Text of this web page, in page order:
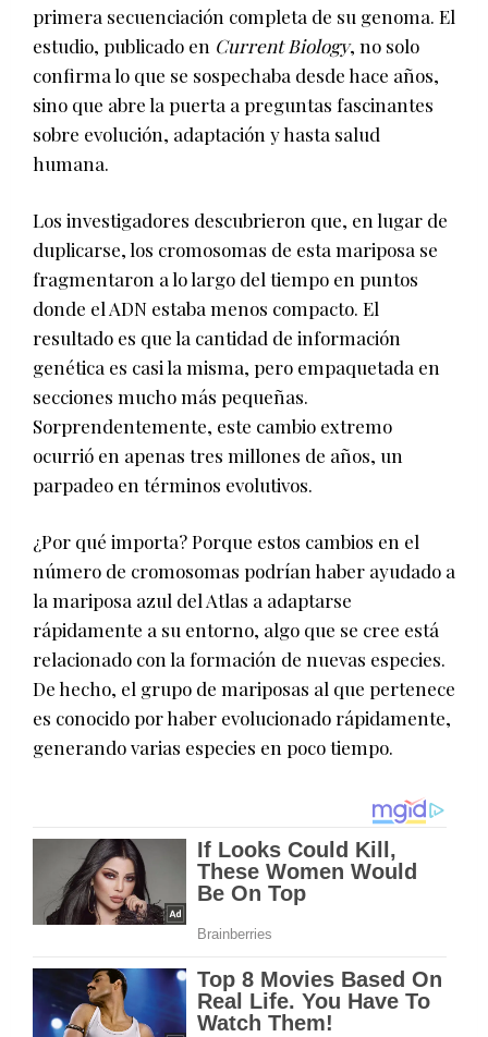
primera secuenciación completa de su genoma. El
estudio, publicado en Current Biology, no solo
confirma lo que se sospechaba desde hace años,
sino que abre la puerta a preguntas fascinantes
sobre evolución, adaptación y hasta salud
humana.
Los investigadores descubrieron que, en lugar de
duplicarse, los cromosomas de esta mariposa se
fragmentaron a lo largo del tiempo en puntos
donde el ADN estaba menos compacto. El
resultado es que la cantidad de información
genética es casi la misma, pero empaquetada en
secciones mucho más pequeñas.
Sorprendentemente, este cambio extremo
ocurrió en apenas tres millones de años, un
parpadeo en términos evolutivos.
¿Por qué importa? Porque estos cambios en el
número de cromosomas podrían haber ayudado a
la mariposa azul del Atlas a adaptarse
rápidamente a su entorno, algo que se cree está
relacionado con la formación de nuevas especies.
De hecho, el grupo de mariposas al que pertenece
es conocido por haber evolucionado rápidamente,
generando varias especies en poco tiempo.